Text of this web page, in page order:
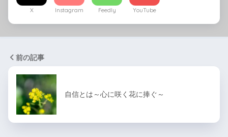
X Instagram Feedly YouTube
前の記事
自信とは～心に咲く花に捧ぐ～